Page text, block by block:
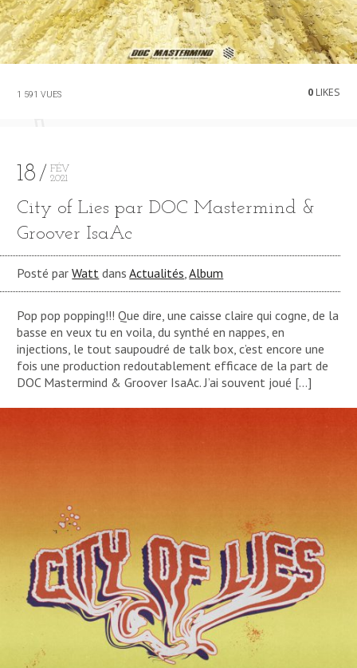
1 591 VUES 0LIKES
18
FÉV
2021
City of Lies par DOC Mastermind &
Groover IsaAc
Posté parWatt dansActualités ,Album
Pop pop popping!!! Que dire, une caisse claire qui cogne, de la
basse en veux tu en voila, du synthé en nappes, en
injections, le tout saupoudré de talk box, c’est encore une
fois une production redoutablement efficace de la part de
DOC Mastermind & Groover IsaAc. J’ai souvent joué […]